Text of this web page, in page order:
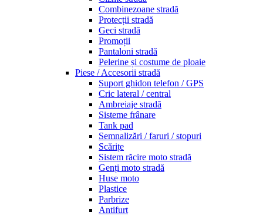
Combinezoane stradă
Protecții stradă
Geci stradă
Promoții
Pantaloni stradă
Pelerine și costume de ploaie
Piese / Accesorii stradă
Suport ghidon telefon / GPS
Cric lateral / central
Ambreiaje stradă
Sisteme frânare
Tank pad
Semnalizări / faruri / stopuri
Scărițe
Sistem răcire moto stradă
Genți moto stradă
Huse moto
Plastice
Parbrize
Antifurt